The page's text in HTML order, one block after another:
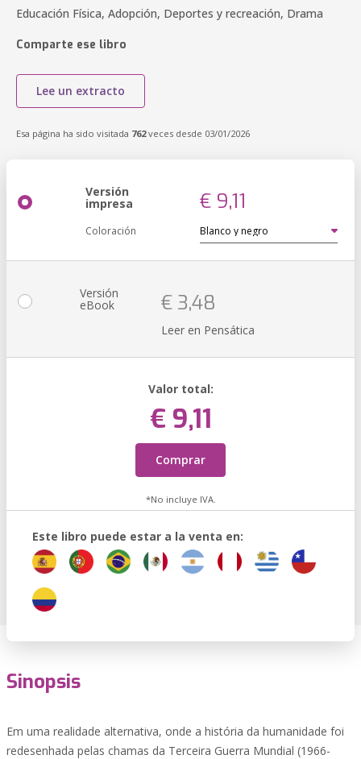
Educación Física, Adopción, Deportes y recreación, Drama
Comparte ese libro
Lee un extracto
Esa página ha sido visitada 762veces desde 03/01/2026
Versión
impresa € 9,11
Coloración
Versión
eBook € 3,48
Leer en Pensática
Valor total:
€ 9,11
Comprar
*No incluye IVA.
Este libro puede estar a la venta en:
Sinopsis
Em uma realidade alternativa, onde a história da humanidade foi
redesenhada pelas chamas da Terceira Guerra Mundial (1966-